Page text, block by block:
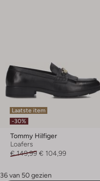
Laatste item
-30%
Tommy Hilfiger
Loafers
€ 149,99 € 104,99
36 van 50 gezien